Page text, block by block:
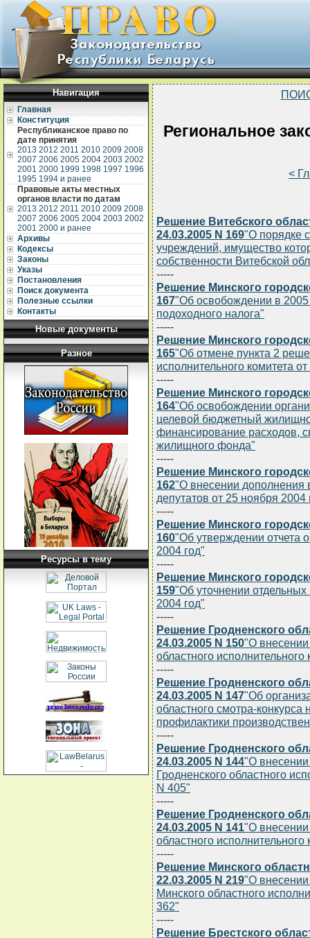
Навигация
Главная
Конституция
Республиканское право по
дате принятия
2013 2012 2011 2010 2009 2008
2007 2006 2005 2004 2003 2002
2001 2000 1999 1998 1997 1996
1995 1994 и ранее
Правовые акты местных
органов власти по датам
2013 2012 2011 2010 2009 2008
2007 2006 2005 2004 2003 2002
2001 2000 и ранее
Архивы
Кодексы
Законы
Указы
Постановления
Поиск документа
Полезные ссылки
Контакты
Новые документы
Разное
Ресурсы в тему
Региональное
<
Решение Витебского
24.03.2005 N 169"О порядке
учреждений, имущество
собственности Витебской
-----
Решение Минского
167"Об освобождении в 2005
подоходного налога"
-----
Решение Минского
165"Об отмене пункта 2
исполнительного комитета
-----
Решение Минского
164"Об освобождении
целевой бюджетный
финансирование расходов,
жилищного фонда"
-----
Решение Минского
162"О внесении дополнения
депутатов от 25 ноября 2004
-----
Решение Минского
160"Об утверждении отчета
2004 год"
-----
Решение Минского
159"Об уточнении
2004 год"
-----
Решение Гродненского
24.03.2005 N 150"О
областного
-----
Решение Гродненского
24.03.2005 N 147"Об
областного смотра-
профилактики
-----
Решение Гродненского
24.03.2005 N 144"О
Гродненского областного
N 405"
-----
Решение Гродненского
24.03.2005 N 141"О
областного исполнительного
-----
Решение Минского
22.03.2005 N 219"О
Минского областного
362"
-----
Решение Брестского